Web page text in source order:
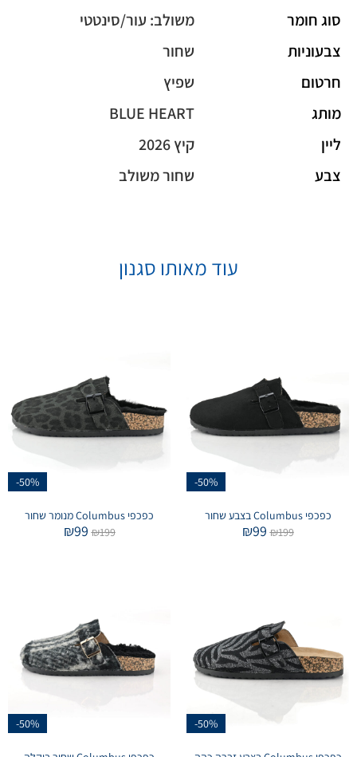
סוג חומר
משולב: עור/סינטטי
צבעוניות
שחור
חרטום
שפיץ
מותג
BLUE HEART
ליין
קיץ 2026
צבע
שחור משולב
עוד מאותו סגנון
-50%
כפכפי Columbus בצבע שחור
₪199
₪99
-50%
כפכפי Columbus מנומר שחור
₪199
₪99
-50%
-50%